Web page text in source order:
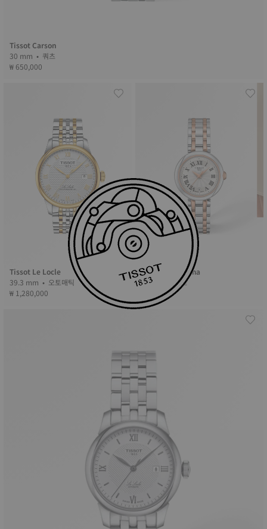
Tissot Carson
30 mm • 쿼츠
₩ 650,000
Tissot Le Locle
39.3 mm • 오토매틱
₩ 1,280,000
Tissot Bellissima
26 mm • 쿼츠
₩ 820,000